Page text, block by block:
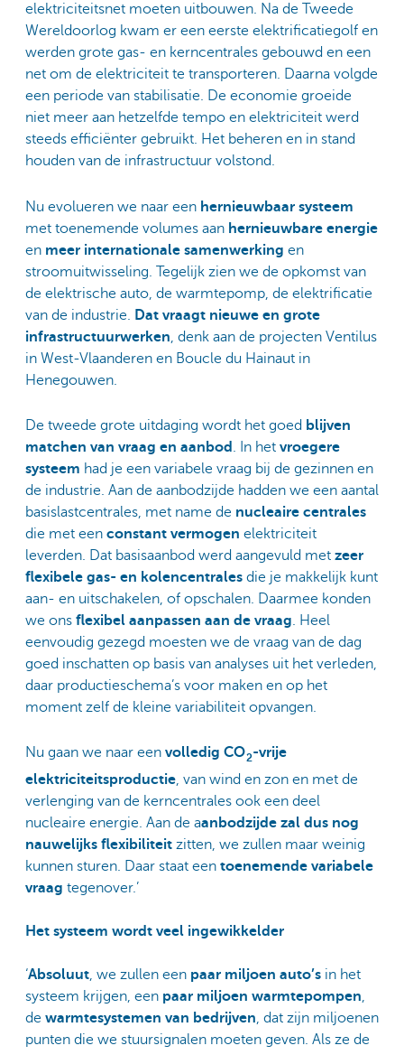
elektriciteitsnet moeten uitbouwen. Na de Tweede
Wereldoorlog kwam er een eerste elektrificatiegolf en
werden grote gas- en kerncentrales gebouwd en een
net om de elektriciteit te transporteren. Daarna volgde
een periode van stabilisatie. De economie groeide
niet meer aan hetzelfde tempo en elektriciteit werd
steeds efficiënter gebruikt. Het beheren en in stand
houden van de infrastructuur volstond.
Nu evolueren we naar een hernieuwbaar systeem
met toenemende volumes aan hernieuwbare energie
en meer internationale samenwerking en
stroomuitwisseling. Tegelijk zien we de opkomst van
de elektrische auto, de warmtepomp, de elektrificatie
van de industrie. Dat vraagt nieuwe en grote
infrastructuurwerken, denk aan de projecten Ventilus
in West-Vlaanderen en Boucle du Hainaut in
Henegouwen.
De tweede grote uitdaging wordt het goed blijven
matchen van vraag en aanbod . In het vroegere
systeem had je een variabele vraag bij de gezinnen en
de industrie. Aan de aanbodzijde hadden we een aantal
basislastcentrales, met name de nucleaire centrales
die met een constant vermogen elektriciteit
leverden. Dat basisaanbod werd aangevuld met zeer
flexibele gas- en kolencentrales die je makkelijk kunt
aan- en uitschakelen, of opschalen. Daarmee konden
we ons flexibel aanpassen aan de vraag. Heel
eenvoudig gezegd moesten we de vraag van de dag
goed inschatten op basis van analyses uit het verleden,
daar productieschema’s voor maken en op het
moment zelf de kleine variabiliteit opvangen.
Nu gaan we naar een volledig CO2-vrije
elektriciteitsproductie , van wind en zon en met de
verlenging van de kerncentrales ook een deel
nucleaire energie. Aan de aanbodzijde zal dus nog
nauwelijks flexibiliteit zitten, we zullen maar weinig
kunnen sturen. Daar staat een toenemende variabele
vraag tegenover.’
Het systeem wordt veel ingewikkelder
‘Absoluut , we zullen een paar miljoen auto’s in het
systeem krijgen, een paar miljoen warmtepompen
de warmtesystemen van bedrijven , dat zijn miljoenen
punten die we stuursignalen moeten geven. Als ze de